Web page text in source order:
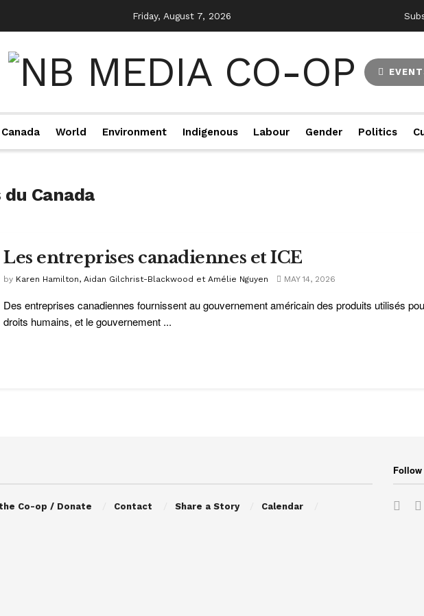
Friday, August 7, 2026
Canada World Environment Indigenous Labour Gender Politics
Canada
Les entreprises canadiennes et ICE
by Karen Hamilton, Aidan Gilchrist-Blackwood et Amélie Nguyen MAY 14, 2026
Des entreprises canadiennes fournissent au gouvernement américain des produits utilisés
droits humains, et le gouvernement ...
Co-op / Donate Contact Share a Story
Calendar
Follow